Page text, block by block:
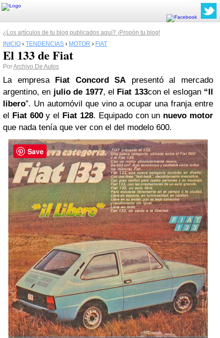
¿Los artículos de tu blog publicados aquí? ¡Propón tu blog!
INICIO › TENDENCIAS › MOTOR › FIAT
El 133 de Fiat
PorArchivo De Autos
La empresa Fiat ConcordSA presentó al mercado
argentino, en julio de 1977, el Fiat 133con el eslogan “Il
libero”. Un automóvil que vino a ocupar una franja entre
el Fiat 600y el Fiat 128. Equipado con un nuevo motor
que nada tenía que ver con el del modelo 600.
Save